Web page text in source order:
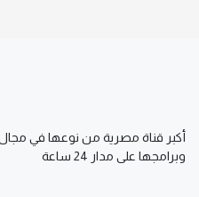
أكبر قناة مصرية من نوعها في مجال
وبرامجها على مدار 24 ساعة